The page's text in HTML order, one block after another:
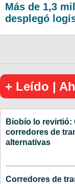
Más de 1,3
desplegó
+ Leído |
Biobío lo revirtió:
corredores de
alternativas
Corredores de